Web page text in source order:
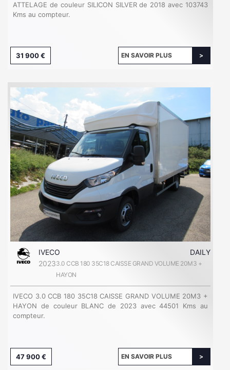
ATTELAGE de couleur SILICON SILVER de 2018 avec 103743
Kms au compteur.
31 900 € EN SAVOIR PLUS
IVECO
DAILY
20233.0 CCB 180 35C18 CAISSE GRAND VOLUME 20M3 +
HAYON
IVECO 3.0 CCB 180 35C18 CAISSE GRAND VOLUME 20M3 +
HAYON de couleur BLANC de 2023 avec 44501 Kms au
compteur.
47 900 € EN SAVOIR PLUS